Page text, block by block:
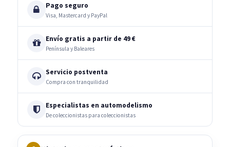
Pago seguro
Visa, Mastercard y PayPal
Envío gratis a partir de 49 €
Península y Baleares
Servicio postventa
Compra con tranquilidad
Especialistas en automodelismo
De coleccionistas para coleccionistas